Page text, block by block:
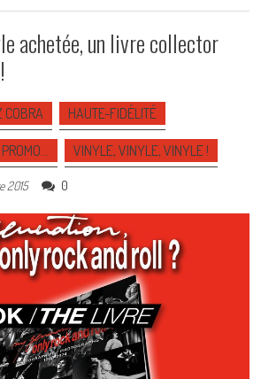
achetée, un livre collector
COBRA HAUTE-FIDÉLITÉ
VINYLE, VINYLE, VINYLE !
2015 0